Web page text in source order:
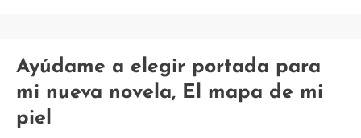
Ayúdame a elegir portada para
mi nueva novela, El mapa de mi
piel